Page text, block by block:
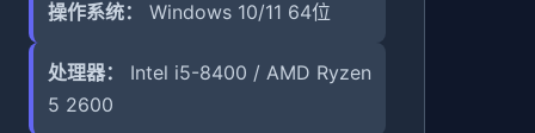
操作系统： Windows 10/11 64位
处理器：
Intel i5-8400 / AMD Ryzen
5 2600